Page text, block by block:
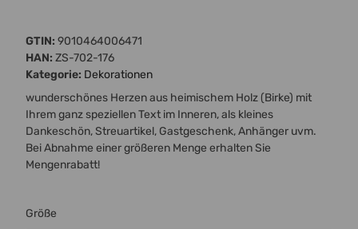
GTIN: 9010464006471
HAN: ZS-702-176
Kategorie: Dekorationen
wunderschönes Herzen aus heimischem Holz (Birke) mit
Ihrem ganz speziellen Text im Inneren, als kleines
Dankeschön, Streuartikel, Gastgeschenk, Anhänger uvm.
Bei Abnahme einer größeren Menge erhalten Sie
Mengenrabatt!
Größe